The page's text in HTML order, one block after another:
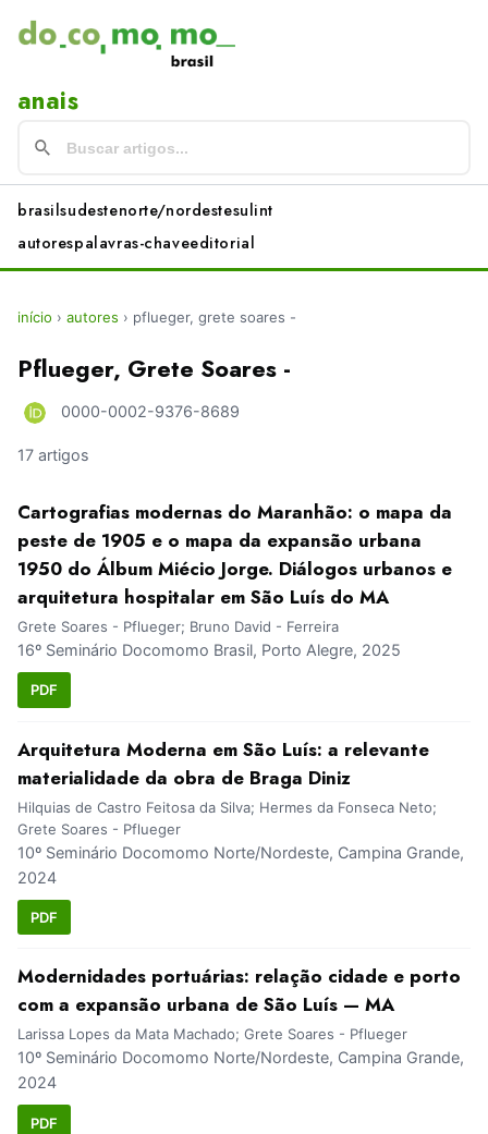
anais
brasilsudestenorte/nordestesulint
autorespalavras-chaveeditorial
início › autores › pflueger, grete soares -
Pflueger, Grete Soares -
0000-0002-9376-8689
17 artigos
Cartografias modernas do Maranhão: o mapa da
peste de 1905 e o mapa da expansão urbana
1950 do Álbum Miécio Jorge. Diálogos urbanos e
arquitetura hospitalar em São Luís do MA
Grete Soares - Pflueger; Bruno David - Ferreira
16º Seminário Docomomo Brasil, Porto Alegre, 2025
PDF
Arquitetura Moderna em São Luís: a relevante
materialidade da obra de Braga Diniz
Hilquias de Castro Feitosa da Silva; Hermes da Fonseca Neto;
Grete Soares - Pflueger
10º Seminário Docomomo Norte/Nordeste, Campina Grande,
2024
PDF
Modernidades portuárias: relação cidade e porto
com a expansão urbana de São Luís — MA
Larissa Lopes da Mata Machado; Grete Soares - Pflueger
10º Seminário Docomomo Norte/Nordeste, Campina Grande,
2024
PDF